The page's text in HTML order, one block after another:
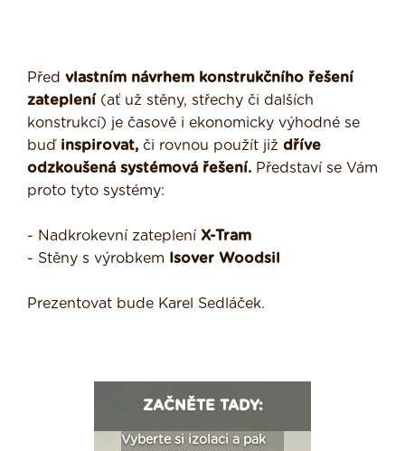
Před vlastním návrhem konstrukčního řešení
zateplení (ať už stěny, střechy či dalších
konstrukcí) je časově i ekonomicky výhodné se
buďinspirovat, či rovnou použít již dříve
odzkoušená systémová řešení. Představí se Vám
proto tyto systémy:
- Nadkrokevní zateplení X-Tram
- Stěny s výrobkem Isover Woodsil
Prezentovat bude Karel Sedláček.
ZAČNĚTE TADY:
Vyberte si izolaci a pak